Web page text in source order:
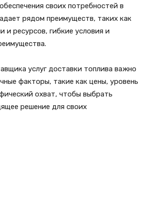
своих потребностей в
рядом преимуществ, таких как
и ресурсов, гибкие условия и
услуг доставки топлива важно
факторы, такие как цены, уровень
охват, чтобы выбрать
решение для своих